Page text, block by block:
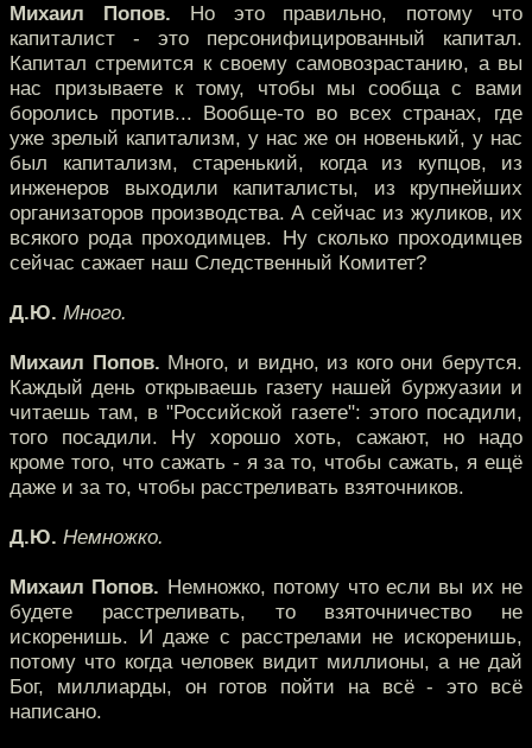
Михаил Попов. Но это правильно, потому что
капиталист - это персонифицированный капитал.
Капитал стремится к своему самовозрастанию, а вы
нас призываете к тому, чтобы мы сообща с вами
боролись против... Вообще-то во всех странах, где
уже зрелый капитализм, у нас же он новенький, у нас
был капитализм, старенький, когда из купцов, из
инженеров выходили капиталисты, из крупнейших
организаторов производства. А сейчас из жуликов, их
всякого рода проходимцев. Ну сколько проходимцев
сейчас сажает наш Следственный Комитет?
Д.Ю. Много.
Михаил Попов. Много, и видно, из кого они берутся.
Каждый день открываешь газету нашей буржуазии и
читаешь там, в "Российской газете": этого посадили,
того посадили. Ну хорошо хоть, сажают, но надо
кроме того, что сажать - я за то, чтобы сажать, я ещё
даже и за то, чтобы расстреливать взяточников.
Д.Ю. Немножко.
Михаил Попов. Немножко, потому что если вы их не
будете расстреливать, то взяточничество не
искоренишь. И даже с расстрелами не искоренишь,
потому что когда человек видит миллионы, а не дай
Бог, миллиарды, он готов пойти на всё - это всё
написано.